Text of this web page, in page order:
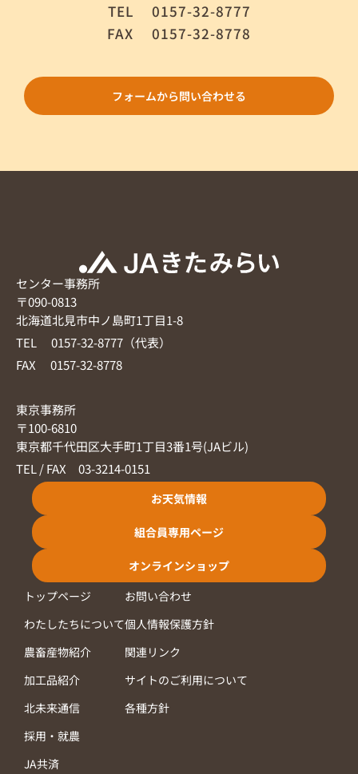
TEL 0157-32-8777
FAX 0157-32-8778
フォームから問い合わせる
センター事務所
〒090-0813
北海道北見市中ノ島町1丁目1-8
TEL 0157-32-8777（代表）
FAX 0157-32-8778
東京事務所
〒100-6810
東京都千代田区大手町1丁目3番1号(JAビル)
TEL / FAX 03-3214-0151
お天気情報
組合員専用ページ
オンラインショップ
トップページ
わたしたちについて
農畜産物紹介
加工品紹介
北未来通信
採用・就農
JA共済
お問い合わせ
個人情報保護方針
関連リンク
サイトのご利用について
各種方針